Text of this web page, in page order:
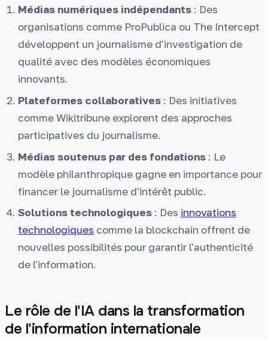
Médias numériques indépendants : Des
organisations comme ProPublica ou The Intercept
développent un journalisme d'investigation de
qualité avec des modèles économiques
innovants.
Plateformes collaboratives : Des initiatives
comme Wikitribune explorent des approches
participatives du journalisme.
Médias soutenus par des fondations : Le
modèle philanthropique gagne en importance pour
financer le journalisme d'intérêt public.
Solutions technologiques : Des innovations
technologiques comme la blockchain offrent de
nouvelles possibilités pour garantir l'authenticité
de l'information.
Le rôle de l'IA dans la transformation
de l'information internationale